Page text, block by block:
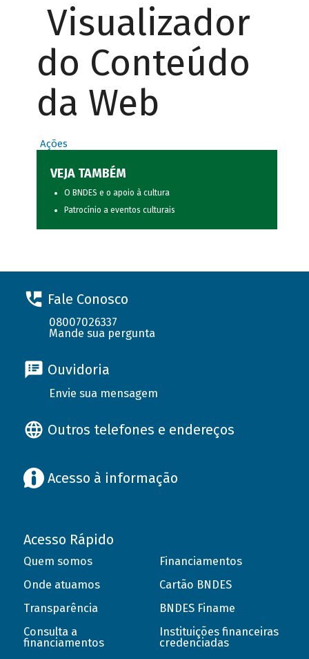
Visualizador
do Conteúdo
da Web
Ações
VEJA TAMBÉM
O BNDES e o apoio à cultura
Patrocínio a eventos culturais
Fale Conosco
08007026337
Mande sua pergunta
Ouvidoria
Envie sua mensagem
Outros telefones e endereços
Acesso à informação
Acesso Rápido
Quem somos
Onde atuamos
Transparência
Consulta a
financiamentos
Financiamentos
Cartão BNDES
BNDES Finame
Instituições financeiras
credenciadas